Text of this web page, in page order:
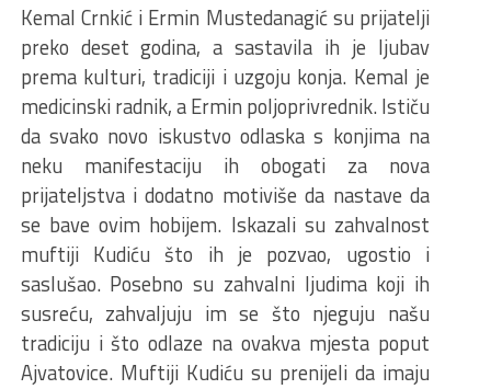
Kemal Crnkić i Ermin Mustedanagić su prijatelji
preko deset godina, a sastavila ih je ljubav
prema kulturi, tradiciji i uzgoju konja. Kemal je
medicinski radnik, a Ermin poljoprivrednik. Ističu
da svako novo iskustvo odlaska s konjima na
neku manifestaciju ih obogati za nova
prijateljstva i dodatno motiviše da nastave da
se bave ovim hobijem. Iskazali su zahvalnost
muftiji Kudiću što ih je pozvao, ugostio i
saslušao. Posebno su zahvalni ljudima koji ih
susreću, zahvaljuju im se što njeguju našu
tradiciju i što odlaze na ovakva mjesta poput
Ajvatovice. Muftiji Kudiću su prenijeli da imaju